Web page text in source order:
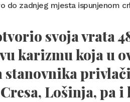
do zadnjeg mjesta ispunjenom
svoja vrata
karizmu koja u
stanovnika
Lošinja, pa i